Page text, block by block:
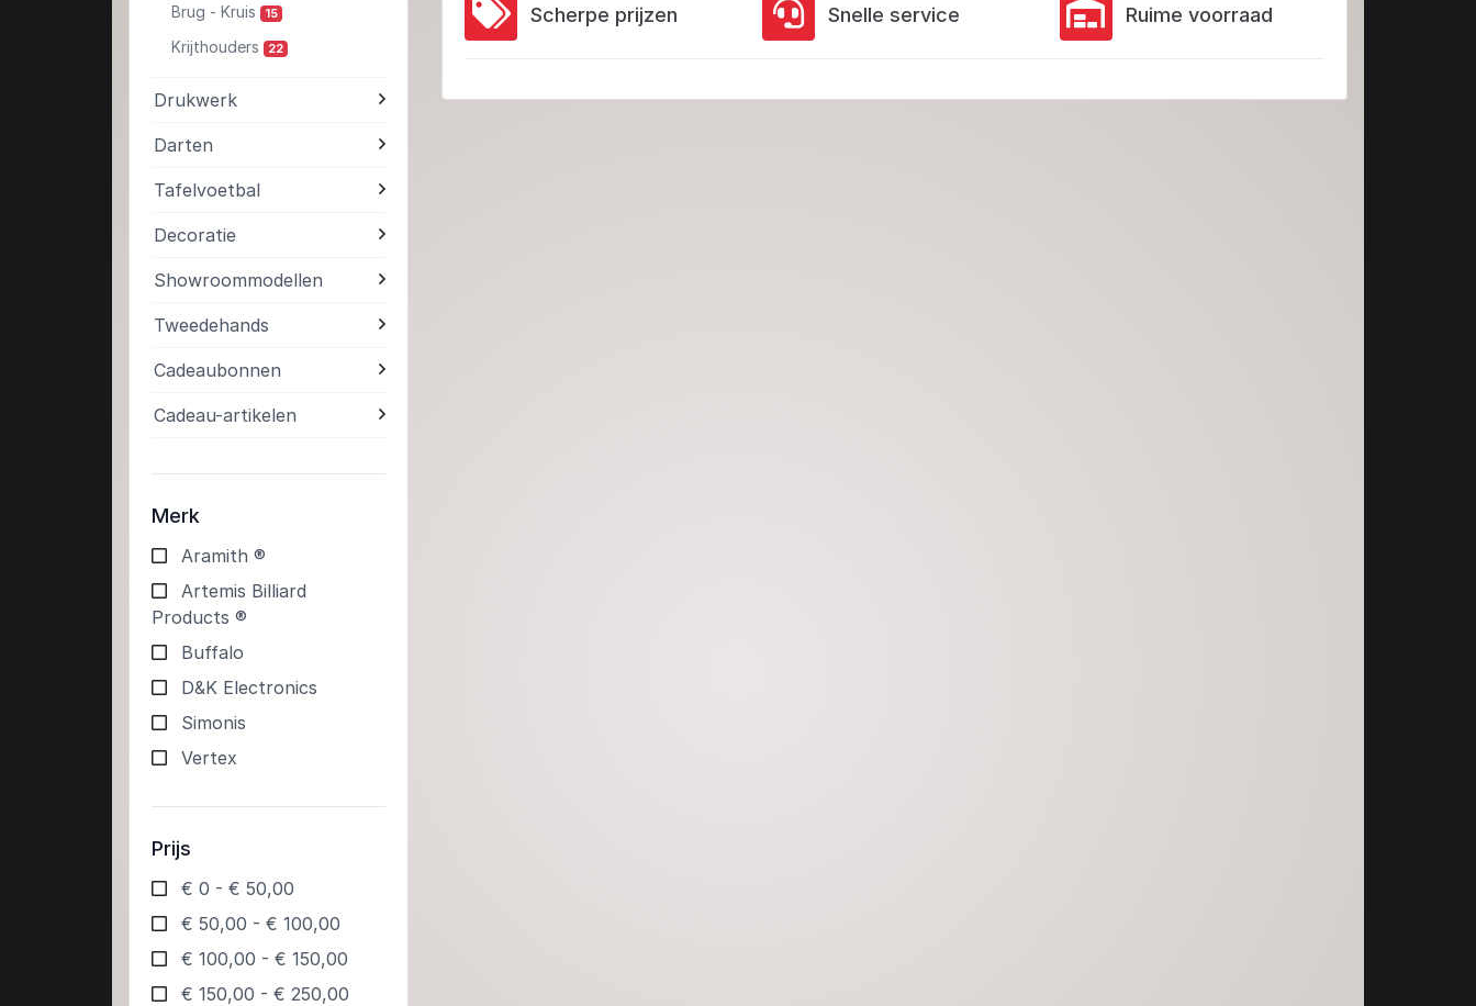
Brug - Kruis 15
Krijthouders 22
Drukwerk
Darten
Tafelvoetbal
Decoratie
Showroommodellen
Tweedehands
Cadeaubonnen
Cadeau-artikelen
Merk
Aramith ®
Artemis Billiard
Products ®
Buffalo
D&K Electronics
Simonis
Vertex
Prijs
€ 0 - € 50,00
€ 50,00 - € 100,00
€ 100,00 - € 150,00
€ 150,00 - € 250,00
Scherpe prijzen Snelle service Ruime voorraad